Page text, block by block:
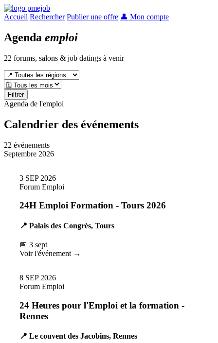
Accueil Rechercher Publier une offre 👤 Mon compte
Agenda emploi
22 forums, salons & job datings à venir
Filtrer
Agenda de l'emploi
Calendrier des événements
22 événements
Septembre 2026
3 SEP 2026
Forum Emploi
24H Emploi Formation - Tours 2026
📍 Palais des Congrès, Tours
📅 3 sept
Voir l'événement →
8 SEP 2026
Forum Emploi
24 Heures pour l'Emploi et la formation -
Rennes
📍 Le couvent des Jacobins, Rennes